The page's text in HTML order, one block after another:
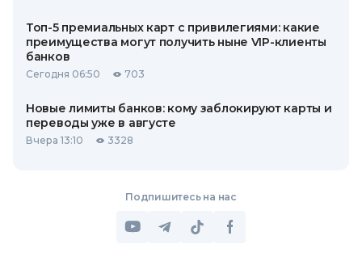
Топ-5 премиальных карт с привилегиями: какие
преимущества могут получить ныне VIP-клиенты
банков
Сегодня 06:50 703
Новые лимиты банков: кому заблокируют карты и
переводы уже в августе
Вчера 13:10 3328
Подпишитесь на нас